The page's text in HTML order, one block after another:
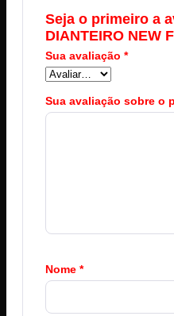
Seja o primeiro a
DIANTEIRO NEW
Sua avaliação *
Sua avaliação sobre o
Nome *